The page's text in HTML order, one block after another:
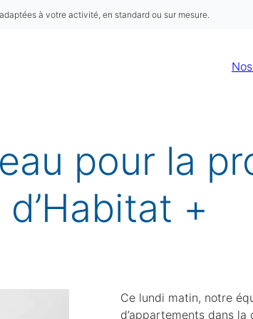
à votre activité, en standard ou sur mesure.
Demande
Merci de compléter ces
accéder à la demande en
pour la
+
Ce lundi matin, notre
d’appartements dans